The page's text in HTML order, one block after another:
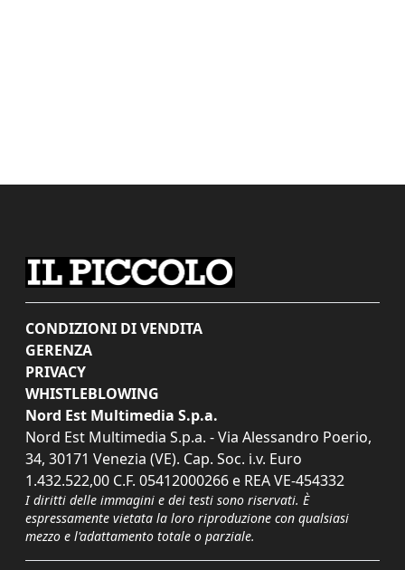
CONDIZIONI DI VENDITA
GERENZA
PRIVACY
WHISTLEBLOWING
Nord Est Multimedia S.p.a.
Nord Est Multimedia S.p.a. - Via Alessandro Poerio,
34, 30171 Venezia (VE). Cap. Soc. i.v. Euro
1.432.522,00 C.F. 05412000266 e REA VE-454332
I diritti delle immagini e dei testi sono riservati. È
espressamente vietata la loro riproduzione con qualsiasi
mezzo e l'adattamento totale o parziale.